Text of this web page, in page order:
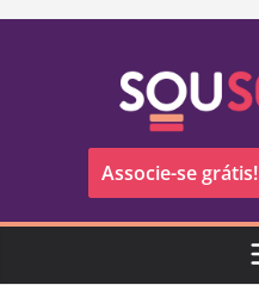
Pular
Associe-se grátis!